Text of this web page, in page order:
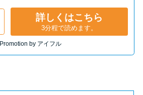
詳しくはこちら
3分程で読めます。
Promotion by アイフル